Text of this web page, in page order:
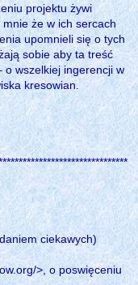
projektu żywi
że w ich sercach
upomnieli się o tych
sobie aby ta treść
o wszelkiej ingerencji w
kresowian.
ciekawych)
>, o poswięceniu